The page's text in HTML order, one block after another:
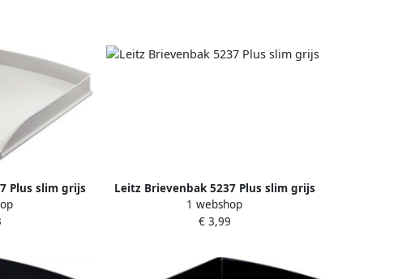
Plus slim grijs
Leitz Brievenbak 5237 Plus slim grijs
1 webshop
€ 3,99